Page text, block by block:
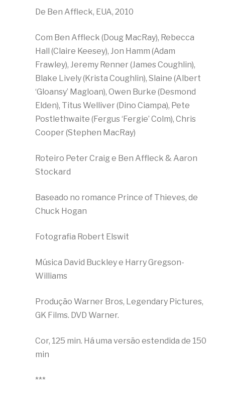
De Ben Affleck, EUA, 2010
Com Ben Affleck (Doug MacRay), Rebecca
Hall (Claire Keesey), Jon Hamm (Adam
Frawley), Jeremy Renner (James Coughlin),
Blake Lively (Krista Coughlin), Slaine (Albert
‘Gloansy’ Magloan), Owen Burke (Desmond
Elden), Titus Welliver (Dino Ciampa), Pete
Postlethwaite (Fergus ‘Fergie’ Colm), Chris
Cooper (Stephen MacRay)
Roteiro Peter Craig e Ben Affleck & Aaron
Stockard
Baseado no romance Prince of Thieves, de
Chuck Hogan
Fotografia Robert Elswit
Música David Buckley e Harry Gregson-
Williams
Produção Warner Bros, Legendary Pictures,
GK Films. DVD Warner.
Cor, 125 min. Há uma versão estendida de 150
min
***